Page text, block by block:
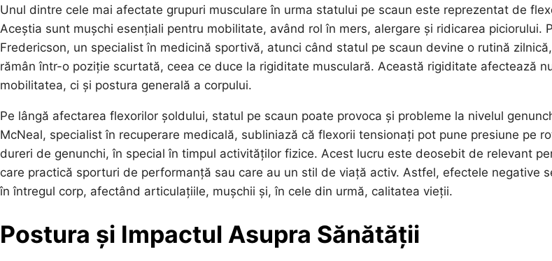
Unul dintre cele mai afectate grupuri musculare în urma statului pe scaun este reprezentat de
Aceștia sunt mușchi esențiali pentru mobilitate, având rol în mers, alergare și ridicarea piciorului.
Fredericson, un specialist în medicină sportivă, atunci când statul pe scaun devine o rutină
rămân într-o poziție scurtată, ceea ce duce la rigiditate musculară. Această rigiditate afectează
mobilitatea, ci și postura generală a corpului.
Pe lângă afectarea flexorilor șoldului, statul pe scaun poate provoca și probleme la nivelul
McNeal, specialist în recuperare medicală, subliniază că flexorii tensionați pot pune presiune pe
dureri de genunchi, în special în timpul activităților fizice. Acest lucru este deosebit de relevant
care practică sporturi de performanță sau care au un stil de viață activ. Astfel, efectele negative
în întregul corp, afectând articulațiile, mușchii și, în cele din urmă, calitatea vieții.
Postura și Impactul Asupra Sănătății